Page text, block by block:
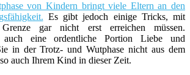
von Kindern bringt viele Eltern an den
Es gibt jedoch einige Tricks, mit
gar nicht erst erreichen müssen.
auch eine ordentliche Portion Liebe und
in der Trotz- und Wutphase nicht aus dem
auch Ihrem Kind in dieser Zeit.